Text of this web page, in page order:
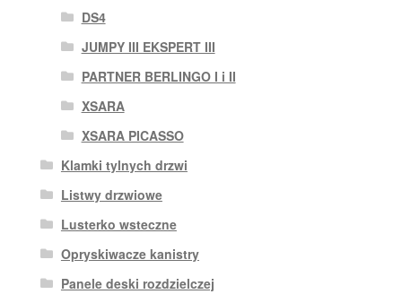
DS4
JUMPY III EKSPERT III
PARTNER BERLINGO I i II
XSARA
XSARA PICASSO
Klamki tylnych drzwi
Listwy drzwiowe
Lusterko wsteczne
Opryskiwacze kanistry
Panele deski rozdzielczej